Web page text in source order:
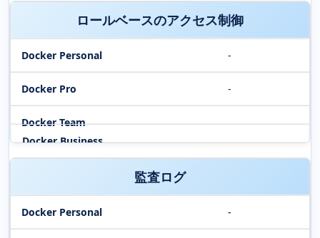
ロールベースのアクセス制御
-
-
監査ログ
-